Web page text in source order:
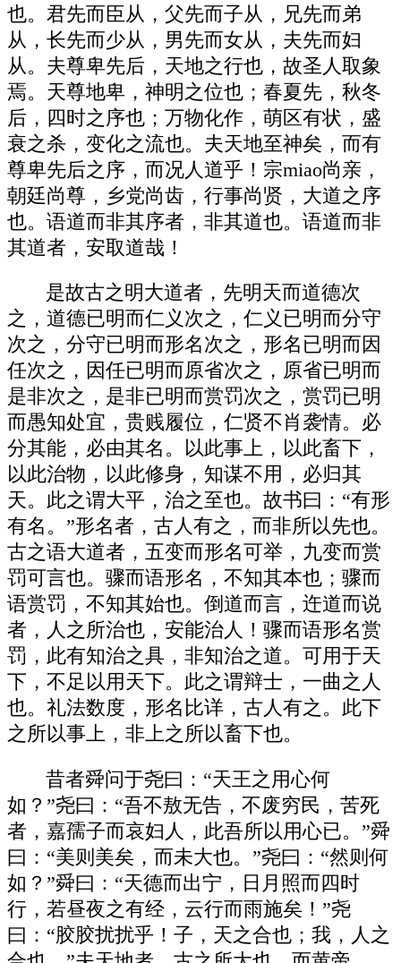
也。君先而臣从，父先而子从，兄先而弟
从，长先而少从，男先而女从，夫先而妇
从。夫尊卑先后，天地之行也，故圣人取象
焉。天尊地卑，神明之位也；春夏先，秋冬
后，四时之序也；万物化作，萌区有状，盛
衰之杀，变化之流也。夫天地至神矣，而有
尊卑先后之序，而况人道乎！宗miao尚亲，
朝廷尚尊，乡党尚齿，行事尚贤，大道之序
也。语道而非其序者，非其道也。语道而非
其道者，安取道哉！
是故古之明大道者，先明天而道德次
之，道德已明而仁义次之，仁义已明而分守
次之，分守已明而形名次之，形名已明而因
任次之，因任已明而原省次之，原省已明而
是非次之，是非已明而赏罚次之，赏罚已明
而愚知处宜，贵贱履位，仁贤不肖袭情。必
分其能，必由其名。以此事上，以此畜下，
以此治物，以此修身，知谋不用，必归其
天。此之谓大平，治之至也。故书曰：“有形
有名。”形名者，古人有之，而非所以先也。
古之语大道者，五变而形名可举，九变而赏
罚可言也。骤而语形名，不知其本也；骤而
语赏罚，不知其始也。倒道而言，迕道而说
者，人之所治也，安能治人！骤而语形名赏
罚，此有知治之具，非知治之道。可用于天
下，不足以用天下。此之谓辩士，一曲之人
也。礼法数度，形名比详，古人有之。此下
之所以事上，非上之所以畜下也。
昔者舜问于尧曰：“天王之用心何
如？”尧曰：“吾不敖无告，不废穷民，苦死
者，嘉孺子而哀妇人，此吾所以用心已。”舜
曰：“美则美矣，而未大也。”尧曰：“然则何
如？”舜曰：“天德而出宁，日月照而四时
行，若昼夜之有经，云行而雨施矣！”尧
曰：“胶胶扰扰乎！子，天之合也；我，人之